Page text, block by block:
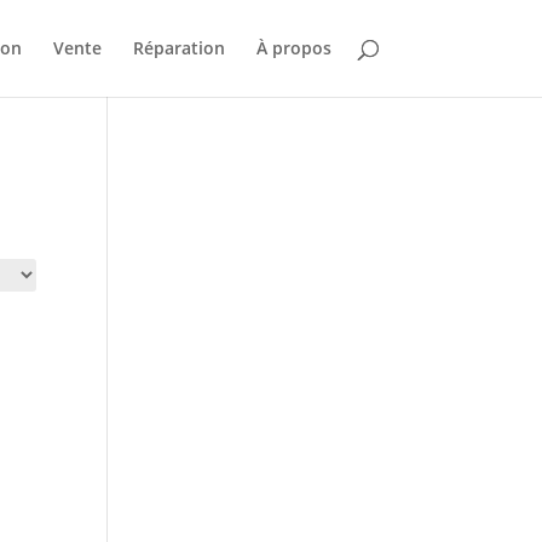
Vente Réparation À propos